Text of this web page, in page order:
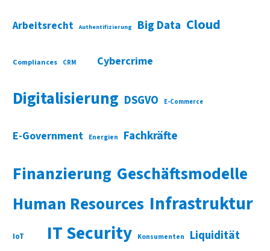
Arbeitsrecht Authentifizierung Big Data Cloud
Compliances CRM Cybercrime
Digitalisierung DSGVO E-Commerce
E-Government Energien Fachkräfte
Finanzierung Geschäftsmodelle
Human Resources Infrastruktur
IoT IT Security Konsumenten Liquidität